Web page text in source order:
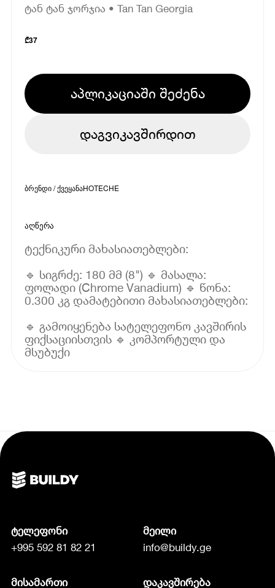
ტან ტან ჯორჯია • Tan Tan Georgia
₾37
აპლიკაციაში შეძენა
დაგვიკავშირდით
ბრენდი / ქვეყანაHOTECHE
აღწერა
ტექნიკური მახასიათებლები:
🔹 სიგრძე: 180 მმ (8") 🔹 მასალა:
ფოლადი (Chrome Vanadium) 🔹 წონა:
0.300 კგ დამატებითი მახასიათებლები:
🔹 გამოიყენება სატელეფონო კავშირის
ფიქსაციისთვის 🔹 კომპორტული და
მსუბუქი
ტელეფონი
+995 592 81 82 21
მეილი
info@buildy.ge
მისამართი დაკავშირება